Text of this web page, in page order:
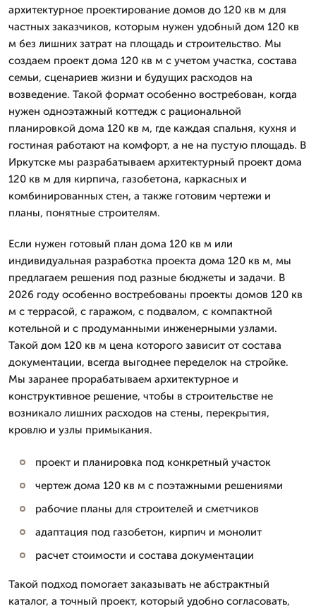
архитектурное проектирование домов до 120 кв м для
частных заказчиков, которым нужен удобный дом 120 кв
м без лишних затрат на площадь и строительство. Мы
создаем проект дома 120 кв м с учетом участка, состава
семьи, сценариев жизни и будущих расходов на
возведение. Такой формат особенно востребован, когда
нужен одноэтажный коттедж с рациональной
планировкой дома 120 кв м, где каждая спальня, кухня и
гостиная работают на комфорт, а не на пустую площадь. В
Иркутске мы разрабатываем архитектурный проект дома
120 кв м для кирпича, газобетона, каркасных и
комбинированных стен, а также готовим чертежи и
планы, понятные строителям.
Если нужен готовый план дома 120 кв м или
индивидуальная разработка проекта дома 120 кв м, мы
предлагаем решения под разные бюджеты и задачи. В
2026 году особенно востребованы проекты домов 120 кв
м с террасой, с гаражом, с подвалом, с компактной
котельной и с продуманными инженерными узлами.
Такой дом 120 кв м цена которого зависит от состава
документации, всегда выгоднее переделок на стройке.
Мы заранее прорабатываем архитектурное и
конструктивное решение, чтобы в строительстве не
возникало лишних расходов на стены, перекрытия,
кровлю и узлы примыкания.
проект и планировка под конкретный участок
чертеж дома 120 кв м с поэтажными решениями
рабочие планы для строителей и сметчиков
адаптация под газобетон, кирпич и монолит
расчет стоимости и состава документации
Такой подход помогает заказывать не абстрактный
каталог, а точный проект, который удобно согласовать,